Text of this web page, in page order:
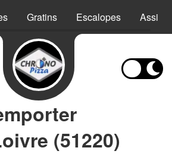
Gratins Escalopes
(51220)